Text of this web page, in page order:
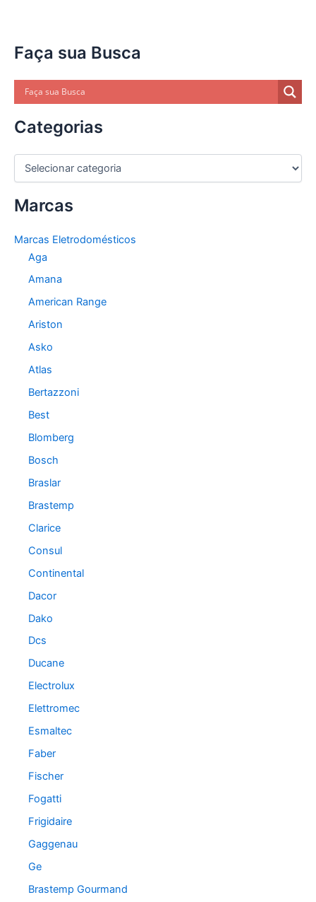
Faça sua Busca
Categorias
C
e
r
Marcas
Marcas Eletrodomésticos
Aga
Amana
American Range
Ariston
Asko
Atlas
Bertazzoni
Best
Blomberg
Bosch
Braslar
Brastemp
Clarice
Consul
Continental
Dacor
Dako
Dcs
Ducane
Electrolux
Elettromec
Esmaltec
Faber
Fischer
Fogatti
Frigidaire
Gaggenau
Ge
Brastemp Gourmand